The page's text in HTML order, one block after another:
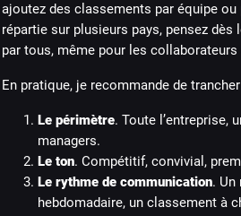
ajoutez des classements par équipe
répartie sur plusieurs pays, pensez
par tous, même pour les
En pratique, je recommande de
Le périmètre. Toute l’entreprise,
managers.
Le ton. Compétitif, convivial,
Le rythme de communication. Un
hebdomadaire, un classement à